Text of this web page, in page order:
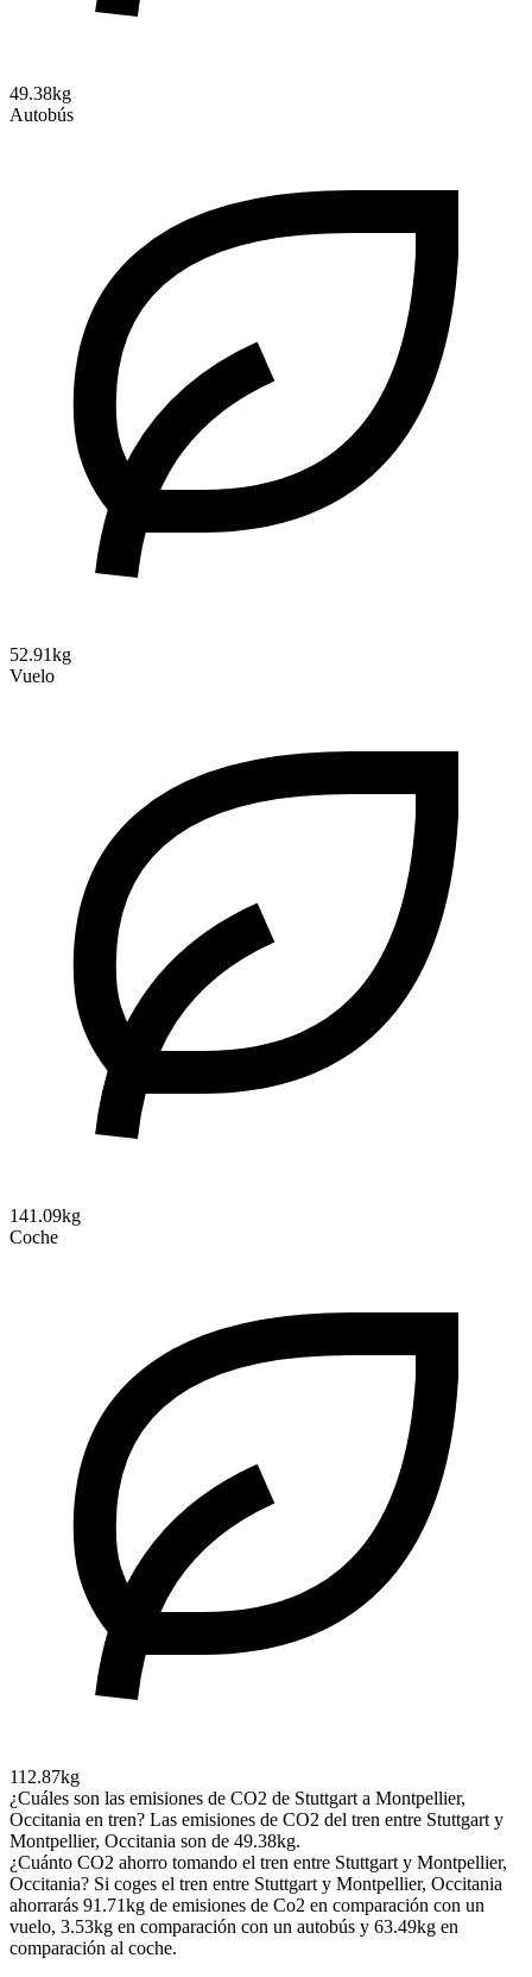
49.38kg
Autobús
52.91kg
Vuelo
141.09kg
Coche
112.87kg
¿Cuáles son las emisiones de CO2 de Stuttgart a Montpellier,
Occitania en tren? Las emisiones de CO2 del tren entre Stuttgart y
Montpellier, Occitania son de 49.38kg.
¿Cuánto CO2 ahorro tomando el tren entre Stuttgart y Montpellier,
Occitania? Si coges el tren entre Stuttgart y Montpellier, Occitania
ahorrarás 91.71kg de emisiones de Co2 en comparación con un
vuelo, 3.53kg en comparación con un autobús y 63.49kg en
comparación al coche.